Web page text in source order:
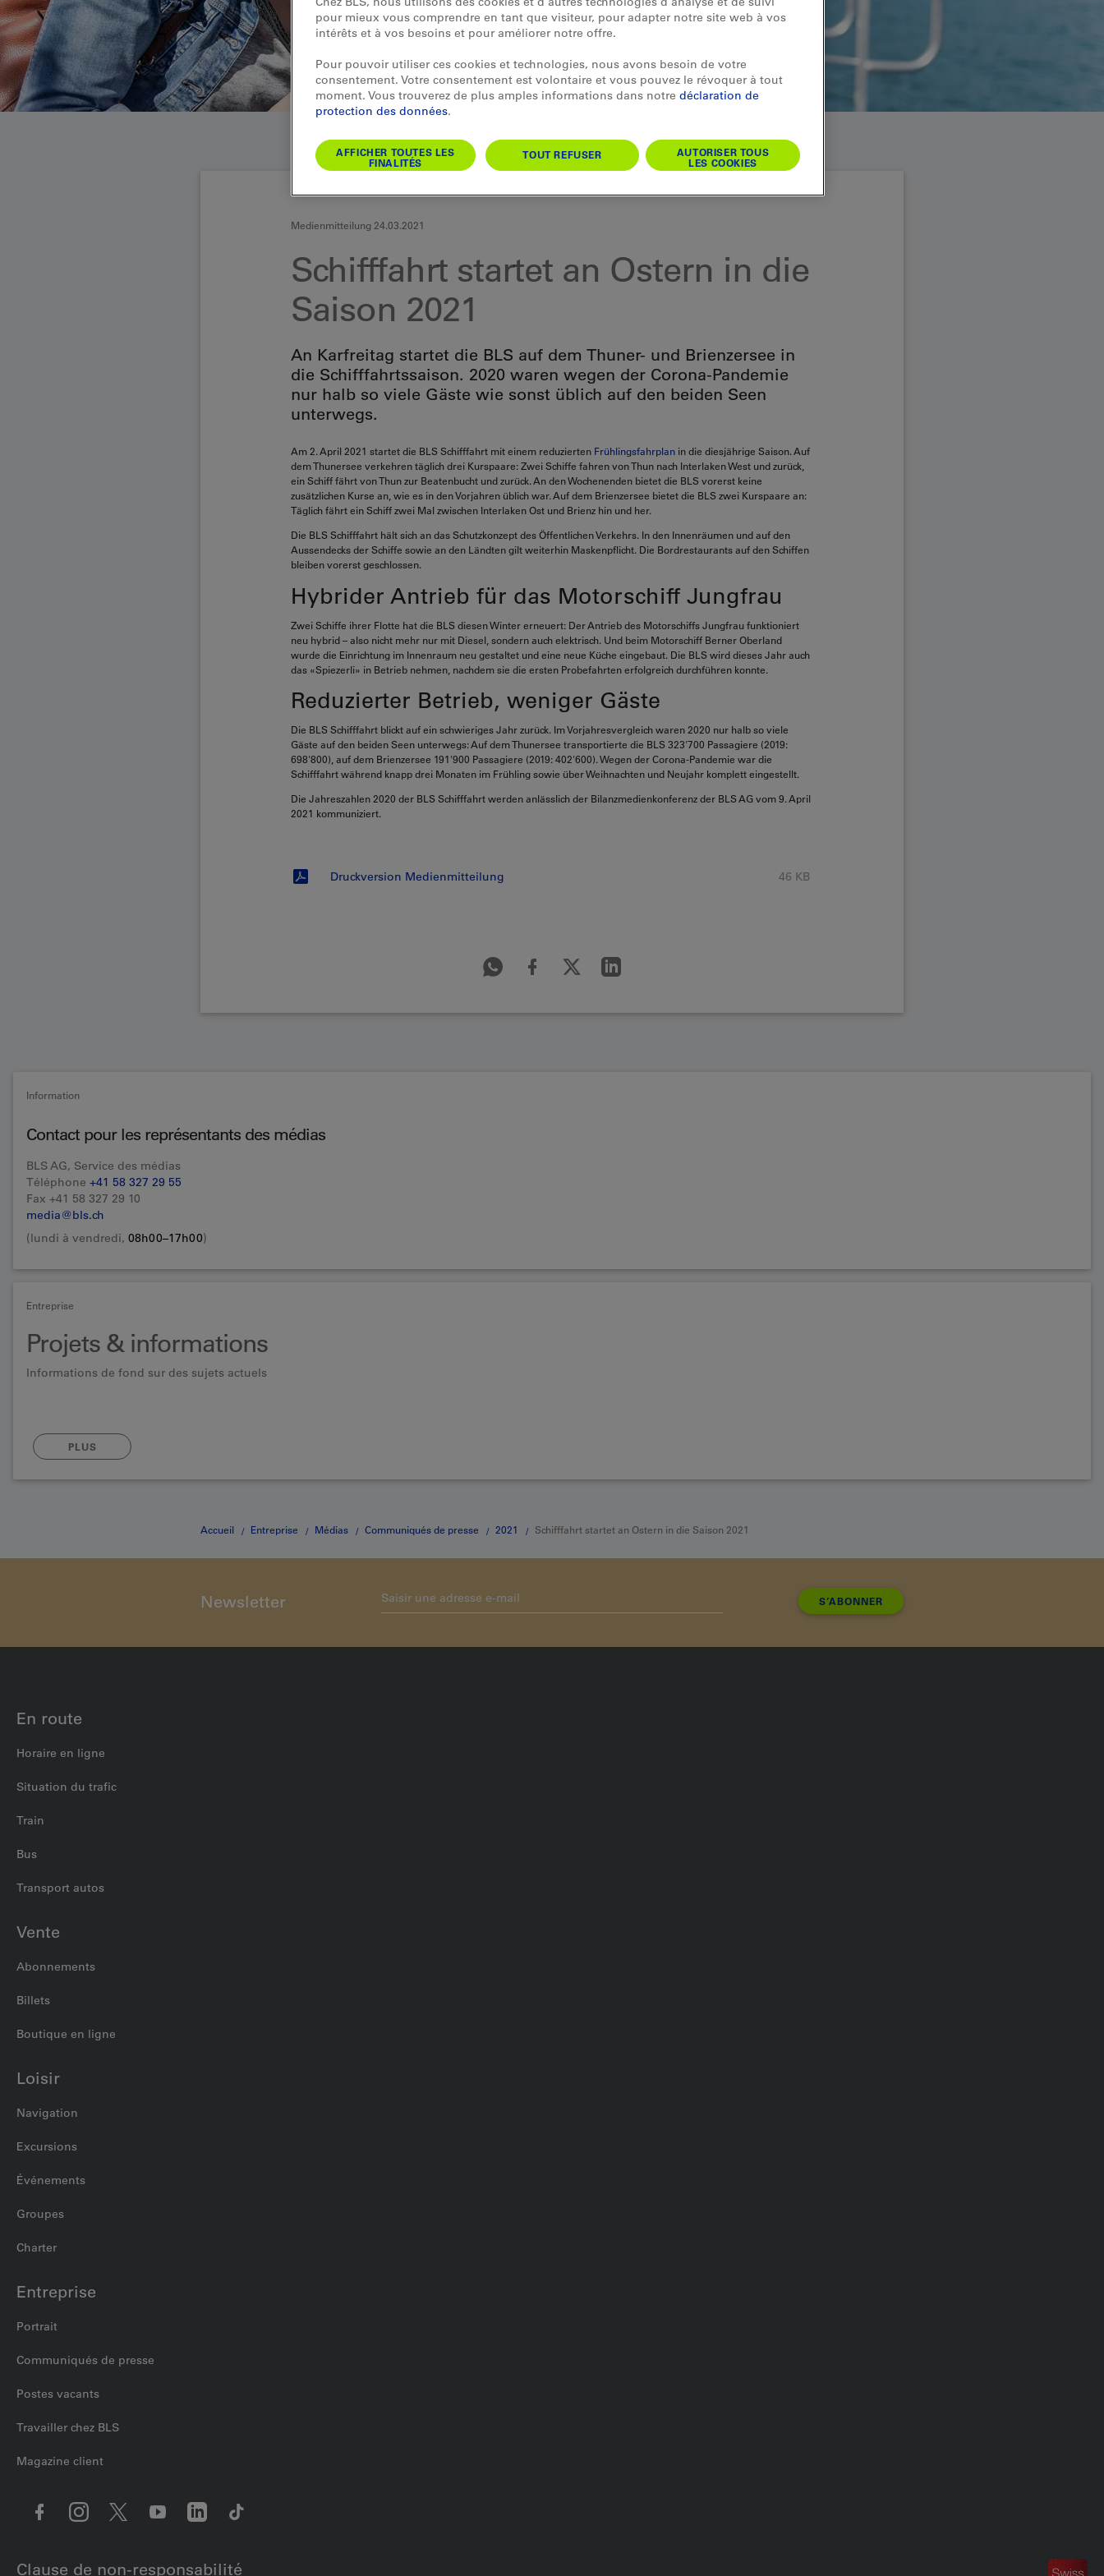
Medienmitteilung 24.03.2021
Schifffahrt startet an Ostern in die
Saison 2021
An Karfreitag startet die BLS auf dem Thuner- und Brienzersee in
die Schifffahrtssaison. 2020 waren wegen der Corona-Pandemie
nur halb so viele Gäste wie sonst üblich auf den beiden Seen
unterwegs.
Am 2. April 2021 startet die BLS Schifffahrt mit einem reduzierten Frühlingsfahrplan in die diesjährige Saison. Auf
dem Thunersee verkehren täglich drei Kurspaare: Zwei Schiffe fahren von Thun nach Interlaken West und zurück,
ein Schiff fährt von Thun zur Beatenbucht und zurück. An den Wochenenden bietet die BLS vorerst keine
zusätzlichen Kurse an, wie es in den Vorjahren üblich war. Auf dem Brienzersee bietet die BLS zwei Kurspaare an:
Täglich fährt ein Schiff zwei Mal zwischen Interlaken Ost und Brienz hin und her.
Die BLS Schifffahrt hält sich an das Schutzkonzept des Öffentlichen Verkehrs. In den Innenräumen und auf den
Aussendecks der Schiffe sowie an den Ländten gilt weiterhin Maskenpflicht. Die Bordrestaurants auf den Schiffen
bleiben vorerst geschlossen.
Hybrider Antrieb für das Motorschiff Jungfrau
Zwei Schiffe ihrer Flotte hat die BLS diesen Winter erneuert: Der Antrieb des Motorschiffs Jungfrau funktioniert
neu hybrid – also nicht mehr nur mit Diesel, sondern auch elektrisch. Und beim Motorschiff Berner Oberland
wurde die Einrichtung im Innenraum neu gestaltet und eine neue Küche eingebaut. Die BLS wird dieses Jahr auch
das «Spiezerli» in Betrieb nehmen, nachdem sie die ersten Probefahrten erfolgreich durchführen konnte.
Reduzierter Betrieb, weniger Gäste
Die BLS Schifffahrt blickt auf ein schwieriges Jahr zurück. Im Vorjahresvergleich waren 2020 nur halb so viele
Gäste auf den beiden Seen unterwegs: Auf dem Thunersee transportierte die BLS 323'700 Passagiere (2019:
698'800), auf dem Brienzersee 191'900 Passagiere (2019: 402'600). Wegen der Corona-Pandemie war die
Schifffahrt während knapp drei Monaten im Frühling sowie über Weihnachten und Neujahr komplett eingestellt.
Die Jahreszahlen 2020 der BLS Schifffahrt werden anlässlich der Bilanzmedienkonferenz der BLS AG vom 9. April
2021 kommuniziert.
46 KB
Druckversion Medienmitteilung
Information
Contact pour les représentants des médias
BLS AG, Service des médias
Téléphone +41 58 327 29 55
Fax +41 58 327 29 10
media@bls.ch
(lundi à vendredi, 08h00–17h00)
Entreprise
Projets & informations
Informations de fond sur des sujets actuels
PLUS
Accueil Entreprise Médias Communiqués de presse 2021 Schifffahrt startet an Ostern in die Saison 2021
Newsletter S’ABONNER
En route
Horaire en ligne
Situation du trafic
Train
Bus
Transport autos
Vente
Abonnements
Billets
Boutique en ligne
Loisir
Navigation
Excursions
Événements
Groupes
Charter
Entreprise
Portrait
Communiqués de presse
Postes vacants
Travailler chez BLS
Magazine client
Clause de non-responsabilité
pour mieux vous comprendre en tant que visiteur, pour adapter notre site web à vos
intérêts et à vos besoins et pour améliorer notre offre.
Pour pouvoir utiliser ces cookies et technologies, nous avons besoin de votre
consentement. Votre consentement est volontaire et vous pouvez le révoquer à tout
moment. Vous trouverez de plus amples informations dans notre déclaration de
protection des données.
AFFICHER TOUTES LES
FINALITÉS
TOUT REFUSER
AUTORISER TOUS
LES COOKIES